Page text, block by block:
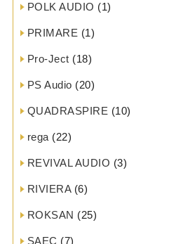
POLK AUDIO (1)
PRIMARE (1)
Pro-Ject (18)
PS Audio (20)
QUADRASPIRE (10)
rega (22)
REVIVAL AUDIO (3)
RIVIERA(6)
ROKSAN (25)
SAEC (7)